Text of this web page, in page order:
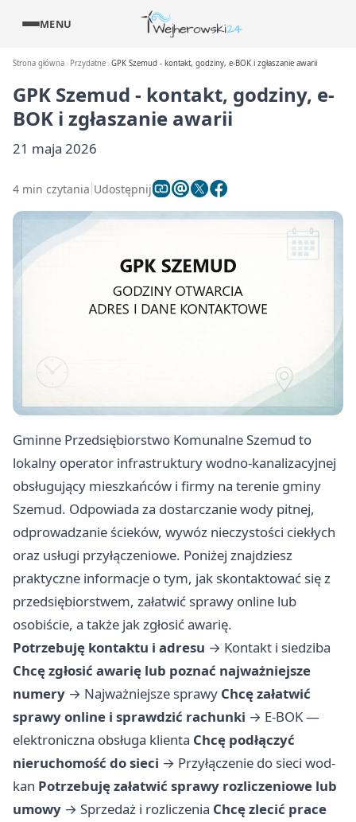
MENU
Strona główna Przydatne GPK Szemud - kontakt, godziny, e-BOK i zgłaszanie awarii
GPK Szemud - kontakt, godziny, e-
BOK i zgłaszanie awarii
21 maja 2026
4 min czytania Udostępnij
Gminne Przedsiębiorstwo Komunalne Szemud to
lokalny operator infrastruktury wodno-kanalizacyjnej
obsługujący mieszkańców i firmy na terenie gminy
Szemud. Odpowiada za dostarczanie wody pitnej,
odprowadzanie ścieków, wywóz nieczystości ciekłych
oraz usługi przyłączeniowe. Poniżej znajdziesz
praktyczne informacje o tym, jak skontaktować się z
przedsiębiorstwem, załatwić sprawy online lub
osobiście, a także jak zgłosić awarię.
Potrzebuję kontaktu i adresu → Kontakt i siedziba
Chcę zgłosić awarię lub poznać najważniejsze
numery → Najważniejsze sprawy Chcę załatwić
sprawy online i sprawdzić rachunki → E-BOK —
elektroniczna obsługa klienta Chcę podłączyć
nieruchomość do sieci → Przyłączenie do sieci wod-
kan Potrzebuję załatwić sprawy rozliczeniowe lub
umowy → Sprzedaż i rozliczenia Chcę zlecić prace